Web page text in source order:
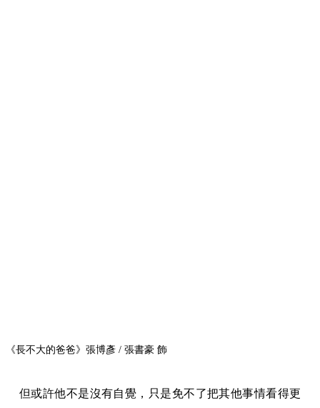
《長不大的爸爸》張博彥 / 張書豪 飾
但或許他不是沒有自覺，只是免不了把其他事情看得更